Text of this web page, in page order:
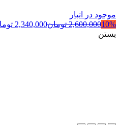
موجود در انبار
10%
2,600,000 تومان2,340,000
بستن